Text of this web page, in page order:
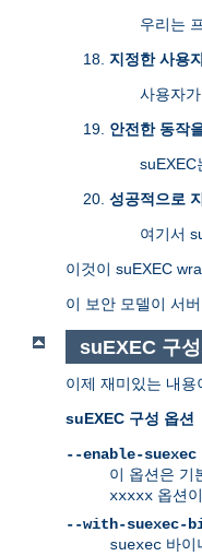
우리는
지정한 사용
사용자
안전한 동작
suEXEC
성공적으로
여기서
이것이 suEXEC
이 보안 모델이 서
suEXEC 구성
이제 재미있는 내용
suEXEC 구성 옵션
--enable-suexec
이 옵션은 기
xxxxx 옵션
--with-suexec-
suexec 바이